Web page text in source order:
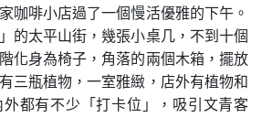
咖啡小店過了一個慢活優雅的下午。
的太平山街，幾張小桌几，不到十個
化身為椅子，角落的兩個木箱，擺放
三瓶植物，一室雅緻，店外有植物和
都有不少「打卡位」，吸引文青客